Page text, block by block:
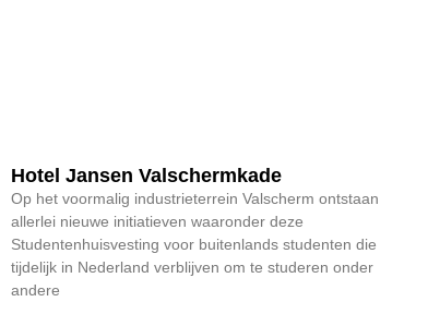
Hotel Jansen Valschermkade
Op het voormalig industrieterrein Valscherm ontstaan
allerlei nieuwe initiatieven waaronder deze
Studentenhuisvesting voor buitenlands studenten die
tijdelijk in Nederland verblijven om te studeren onder
andere